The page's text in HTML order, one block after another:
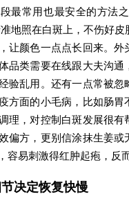
最常用也最安全的方法
准地照在白斑上，不伤好
让颜色一点点长回来。外
品类需要在线跟大夫沟通
验乱用。还有一点常被忽
方面的小毛病，比如肠胃
理，对控制白斑发展很有
偏方，更别信涂抹生姜或
容易刺激得红肿起疱，反
决定恢复快慢